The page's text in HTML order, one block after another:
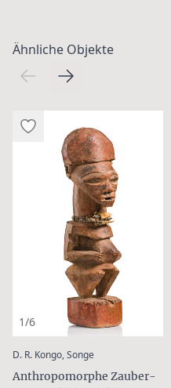
Ähnliche Objekte
1/6
D. R. Kongo, Songe:
Anthropomorphe Zauber-